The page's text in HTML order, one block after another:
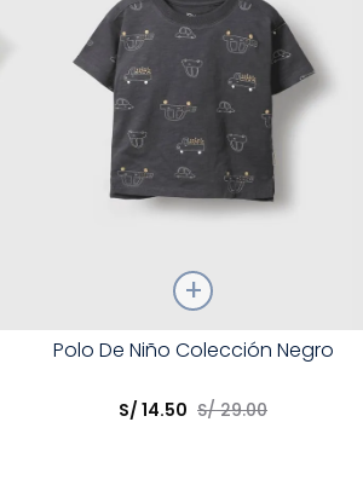
Talla
Polo De Niño Colección Negro
S/ 14.50 S/ 29.00